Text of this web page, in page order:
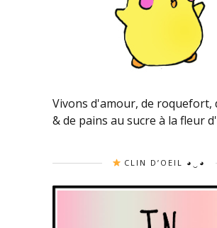
Vivons d'amour, de roquefort,
& de pains au sucre à la fleur
CLIN D’OEIL ◕‿◕